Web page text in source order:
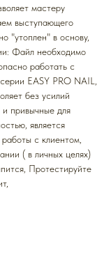
мастеру
выступающего
"утоплен" в основу,
Файл необходимо
работать с
EASY PRO NAIL,
без усилий
привычные для
является
с клиентом,
( в личных целях)
Протестируйте